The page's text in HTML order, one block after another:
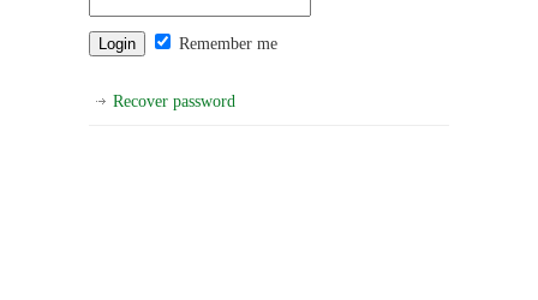
Remember me
Recover password